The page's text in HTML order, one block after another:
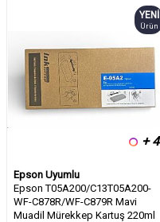
YENI
Ürün
+ 4
Epson Uyumlu
Epson T05A200/C13T05A200-
WF-C878R/WF-C879R Mavi
Muadil Mürekkep Kartuş 220ml